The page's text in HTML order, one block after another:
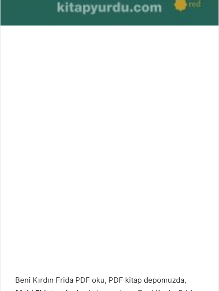
Beni Kırdın Frida PDF oku, PDF kitap depomuzda,